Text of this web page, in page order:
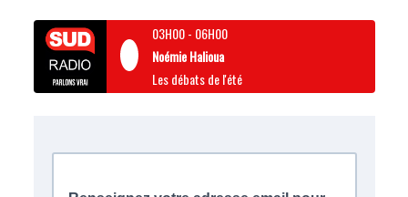
03H00- 06H00
Noémie Halioua
Les débats de l'été